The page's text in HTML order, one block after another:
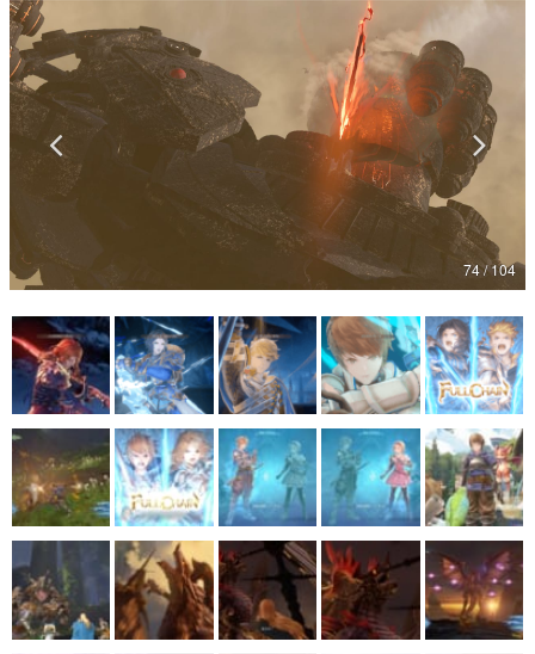
なんでゲームは面白い？
ゲーム開発者・hamatsu氏がゲームの魅力を画面や操作の
具体的な形から解き明かしていく、硬派で骨太な評論連載
です。
ゲームが変えた日本語
「経験値」「裏技」「ラスボス」… ゲームにまつわる言葉
の起源や用法の変遷を、コンピューター文化史研究家・タ
特集記事
マンガ
女性向け
アプリレビュー
その他
電ファミニコゲーマーとは？
運営：株式会社マレ
74 / 104